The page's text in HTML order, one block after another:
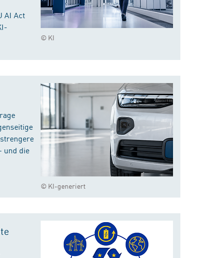
© KI
AI Act
© KI-generiert
und die